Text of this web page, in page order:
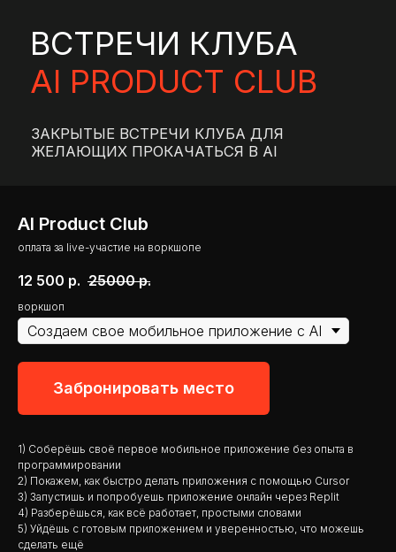
ЗАКРЫТЫЕ ВСТРЕЧИ КЛУБА ДЛЯ
ВСТРЕЧИ КЛУБА
AI PRODUCT CLUB
AI Product Club
оплата за live-участие на воркшопе
12 500 р. 25000 р.
воркшоп
Забронировать место
1) Соберёшь своё первое мобильное приложение без опыта в
программировании
2) Покажем, как быстро делать приложения с помощью Cursor
3) Запустишь и попробуешь приложение онлайн через Replit
4) Разберёшься, как всё работает, простыми словами
5) Уйдёшь с готовым приложением и уверенностью, что можешь
сделать ещё